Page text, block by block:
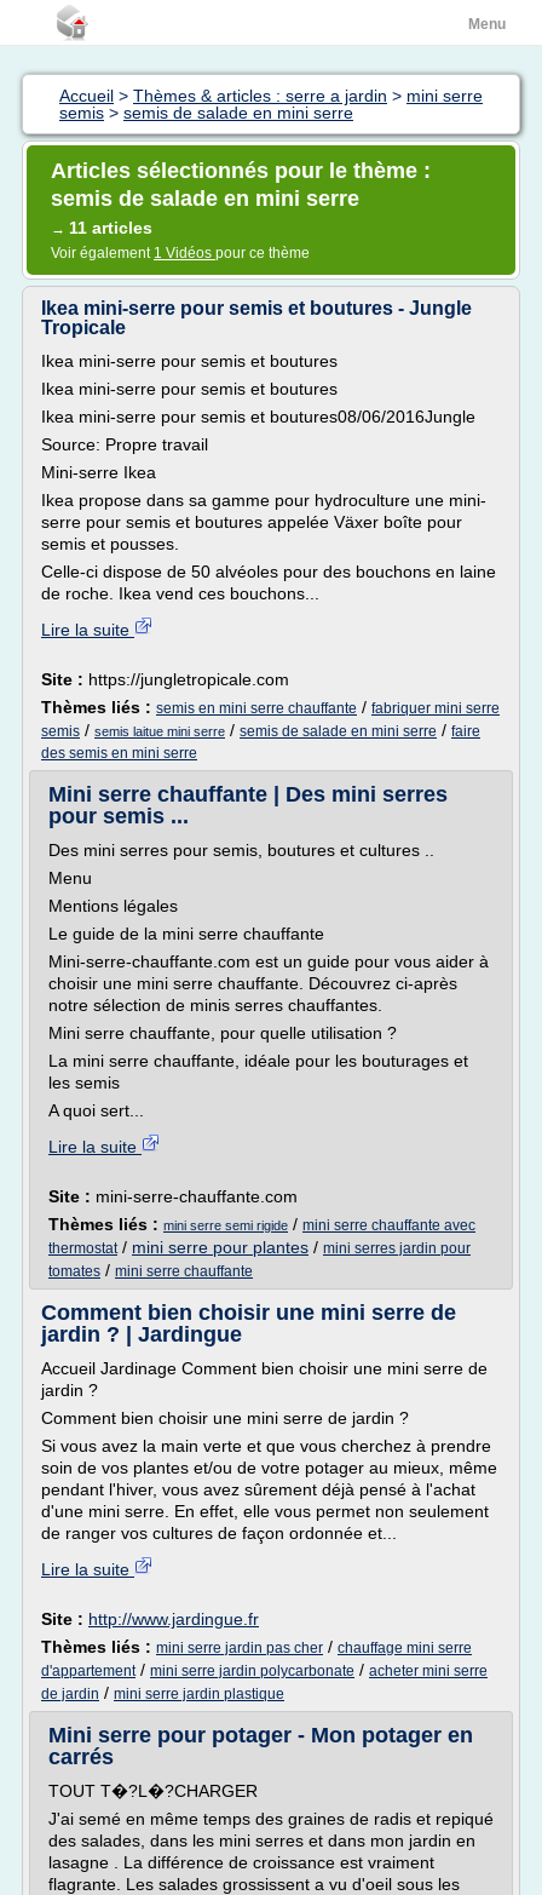
Menu
Accueil > Thèmes & articles : serre a jardin > mini serre
semis > semis de salade en mini serre
Articles sélectionnés pour le thème :
semis de salade en mini serre
→ 11 articles
Voir également 1 Vidéos pour ce thème
Ikea mini-serre pour semis et boutures - Jungle
Tropicale
Ikea mini-serre pour semis et boutures
Ikea mini-serre pour semis et boutures
Ikea mini-serre pour semis et boutures08/06/2016Jungle
Source: Propre travail
Mini-serre Ikea
Ikea propose dans sa gamme pour hydroculture une mini-
serre pour semis et boutures appelée Växer boîte pour
semis et pousses.
Celle-ci dispose de 50 alvéoles pour des bouchons en laine
de roche. Ikea vend ces bouchons...
Lire la suite
Site : https://jungletropicale.com
Thèmes liés : semis en mini serre chauffante / fabriquer mini serre
semis / semis laitue mini serre / semis de salade en mini serre / faire
des semis en mini serre
Mini serre chauffante | Des mini serres
pour semis ...
Des mini serres pour semis, boutures et cultures ..
Menu
Mentions légales
Le guide de la mini serre chauffante
Mini-serre-chauffante.com est un guide pour vous aider à
choisir une mini serre chauffante. Découvrez ci-après
notre sélection de minis serres chauffantes.
Mini serre chauffante, pour quelle utilisation ?
La mini serre chauffante, idéale pour les bouturages et
les semis
A quoi sert...
Lire la suite
Site : mini-serre-chauffante.com
Thèmes liés : mini serre semi rigide / mini serre chauffante avec
thermostat/ mini serre pour plantes / mini serres jardin pour
tomates / mini serre chauffante
Comment bien choisir une mini serre de
jardin ? | Jardingue
Accueil Jardinage Comment bien choisir une mini serre de
jardin ?
Comment bien choisir une mini serre de jardin ?
Si vous avez la main verte et que vous cherchez à prendre
soin de vos plantes et/ou de votre potager au mieux, même
pendant l'hiver, vous avez sûrement déjà pensé à l'achat
d'une mini serre. En effet, elle vous permet non seulement
de ranger vos cultures de façon ordonnée et...
Lire la suite
Site : http://www.jardingue.fr
Thèmes liés : mini serre jardin pas cher / chauffage mini serre
d'appartement/ mini serre jardin polycarbonate / acheter mini serre
de jardin / mini serre jardin plastique
Mini serre pour potager - Mon potager en
carrés
TOUT T�?L�?CHARGER
J'ai semé en même temps des graines de radis et repiqué
des salades, dans les mini serres et dans mon jardin en
lasagne . La différence de croissance est vraiment
flagrante. Les salades grossissent a vu d'oeil sous les